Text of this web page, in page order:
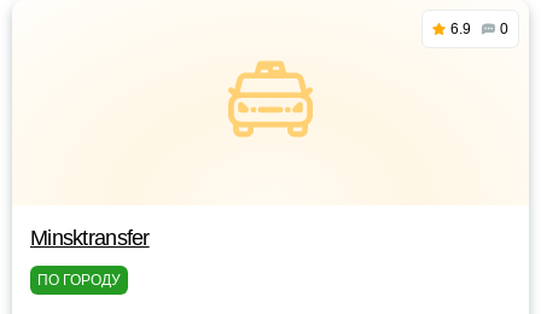
6.9 0
Minsktransfer
ПО ГОРОДУ